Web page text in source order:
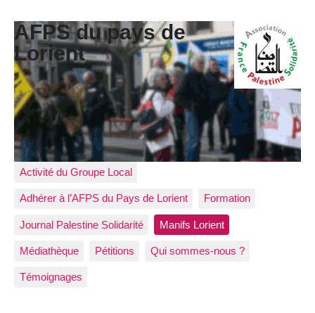
AFPS du pays de
Lorient
Activité du Groupe Local
Adhérer à l’AFPS du Pays de Lorient Formation
Journal Palestine Solidarité Manifs Lorient
Médiathèque Pétitions Qui sommes-nous ?
Témoignages